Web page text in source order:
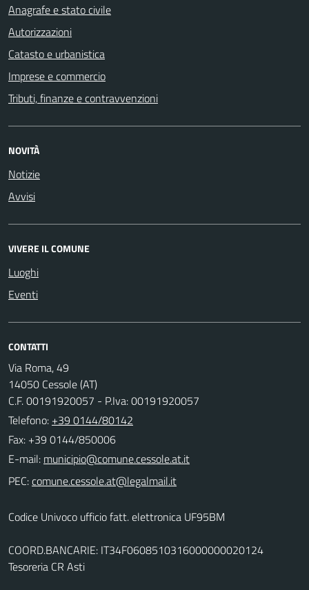
Anagrafe e stato civile
Autorizzazioni
Catasto e urbanistica
Imprese e commercio
Tributi, finanze e contravvenzioni
NOVITÀ
Notizie
Avvisi
VIVERE IL COMUNE
Luoghi
Eventi
CONTATTI
Via Roma, 49
14050 Cessole (AT)
C.F. 00191920057 - P.Iva: 00191920057
Telefono: +39 0144/80142
Fax: +39 0144/850006
E-mail:
PEC:
Codice Univoco ufficio fatt. elettronica UF95BM
COORD.BANCARIE: IT34F0608510316000000020124
Tesoreria CR Asti